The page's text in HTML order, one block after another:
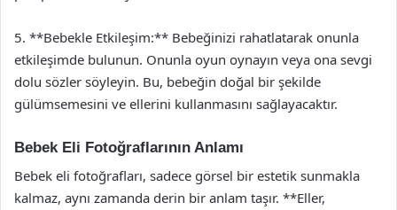
5. **Bebekle Etkileşim:** Bebeğinizi rahatlatarak onunla
etkileşimde bulunun. Onunla oyun oynayın veya ona sevgi
dolu sözler söyleyin. Bu, bebeğin doğal bir şekilde
gülümsemesini ve ellerini kullanmasını sağlayacaktır.
Bebek Eli Fotoğraflarının Anlamı
Bebek eli fotoğrafları, sadece görsel bir estetik sunmakla
kalmaz, aynı zamanda derin bir anlam taşır. **Eller,